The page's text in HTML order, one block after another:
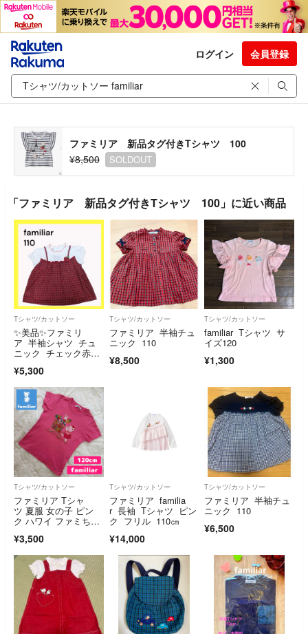
ログイン 会員登録
ファミリア 新品タグ付きTシャツ 100
¥8,500
SOLDOUT
「ファミリア 新品タグ付きTシャツ 100」に近い商品
Tシャツ/カットソー
✨️美品✨️ファミリ
ア 半袖シャツ チュ
ニック チェック赤
¥5,300
Tシャツ/カットソー
ファミリア 半袖チュ
ニック 110
¥8,500
Tシャツ/カットソー
familiar Tシャツ サ
イズ120
¥1,300
Tシャツ/カットソー
ファミリア Tシャ
ツ 夏服 女の子 ピン
ク ハワイ ファミちゃ
ト 120
¥3,500
Tシャツ/カットソー
ファミリア familia
r 長袖 Tシャツ ピン
ク フリル 110㎝
¥14,000
Tシャツ/カットソー
ファミリア 半袖チュ
ニック 110
¥6,500